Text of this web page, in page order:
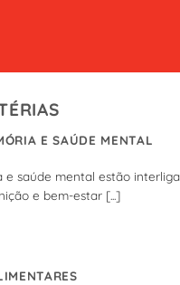
E SAÚDE MENTAL
e saúde mental estão
e bem-estar [...]